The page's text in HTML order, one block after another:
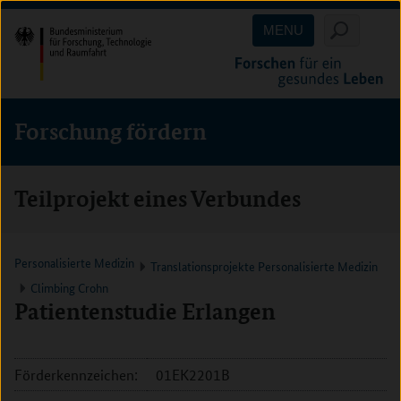
Direkt
zum
Inhalt
(Eingabetaste)
Direkt
zum
Hauptmenu
(Eingabetaste)
Direkt
zur
Suche
(Eingabetaste)
MENU
Forschung fördern
Teilprojekt eines Verbundes
Personalisierte Medizin
Translationsprojekte Personalisierte Medizin
Climbing Crohn
Patientenstudie Erlangen
Förderkennzeichen:
01EK2201B